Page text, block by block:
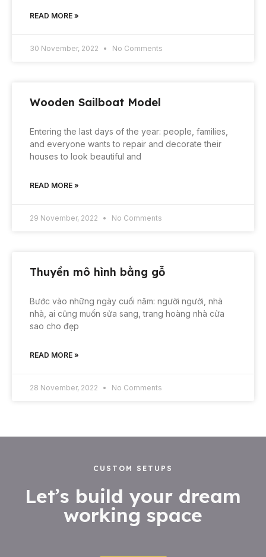
READ MORE »
30 November, 2022 No Comments
Wooden Sailboat Model
Entering the last days of the year: people, families,
and everyone wants to repair and decorate their
houses to look beautiful and
READ MORE »
29 November, 2022 No Comments
Thuyền mô hình bằng gỗ
Bước vào những ngày cuối năm: người người, nhà
nhà, ai cũng muốn sửa sang, trang hoàng nhà cửa
sao cho đẹp
READ MORE »
28 November, 2022 No Comments
CUSTOM SETUPS
Let’s build your dream
working space